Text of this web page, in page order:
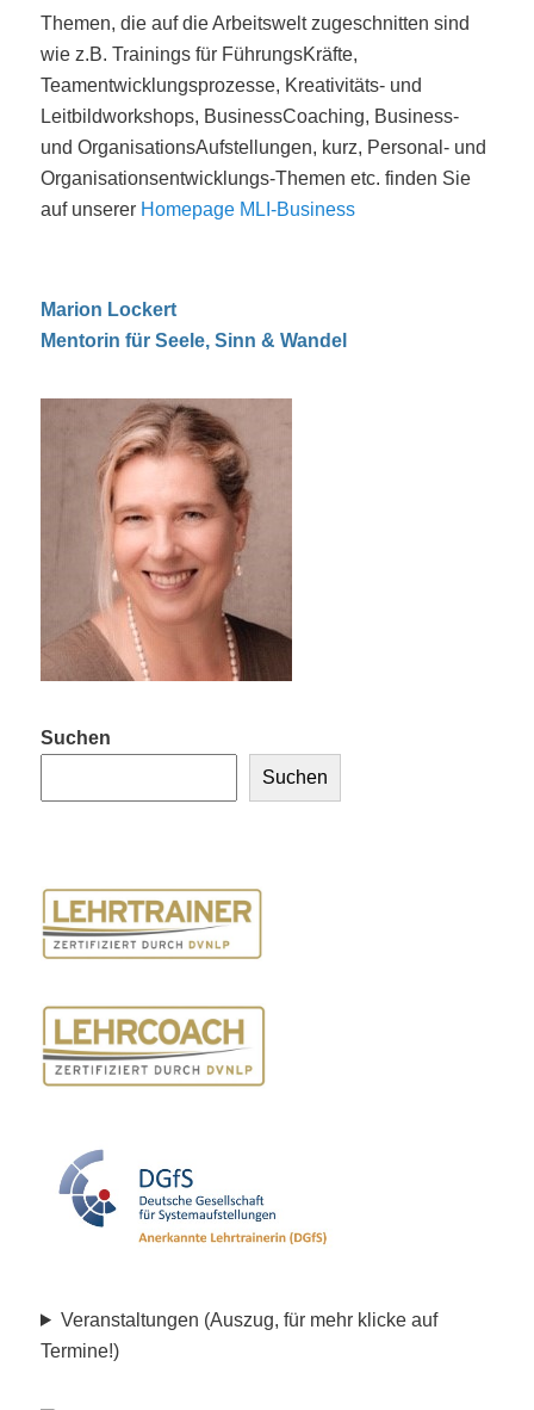
Themen, die auf die Arbeitswelt zugeschnitten sind
wie z.B. Trainings für FührungsKräfte,
Teamentwicklungsprozesse, Kreativitäts- und
Leitbildworkshops, BusinessCoaching, Business-
und OrganisationsAufstellungen, kurz, Personal- und
Organisationsentwicklungs-Themen etc. finden Sie
auf unserer Homepage MLI-Business
Marion Lockert
Mentorin für Seele, Sinn & Wandel
Suchen
Suchen
Veranstaltungen (Auszug, für mehr klicke auf
Termine!)